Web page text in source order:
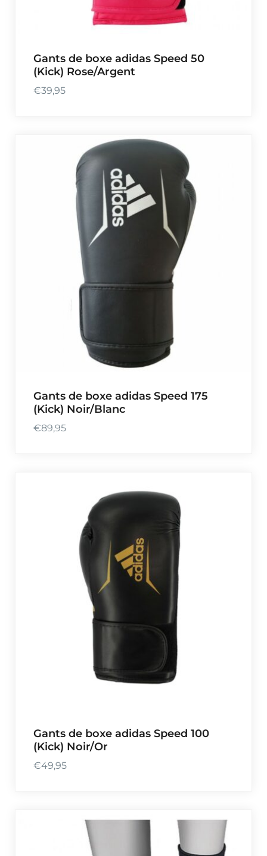
Gants de boxe adidas Speed 50
(Kick) Rose/Argent
€39,95
Gants de boxe adidas Speed 175
(Kick) Noir/Blanc
€89,95
Gants de boxe adidas Speed 100
(Kick) Noir/Or
€49,95